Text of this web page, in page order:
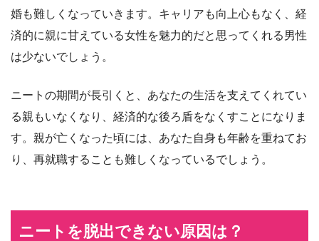
婚も難しくなっていきます。キャリアも向上心もなく、経
済的に親に甘えている女性を魅力的だと思ってくれる男性
は少ないでしょう。
ニートの期間が長引くと、あなたの生活を支えてくれてい
る親もいなくなり、経済的な後ろ盾をなくすことになりま
す。親が亡くなった頃には、あなた自身も年齢を重ねてお
り、再就職することも難しくなっているでしょう。
ニートを脱出できない原因は？